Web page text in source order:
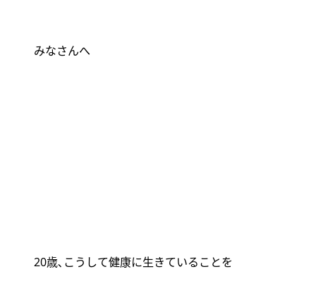
みなさんへ
20歳､こうして健康に生きていることを